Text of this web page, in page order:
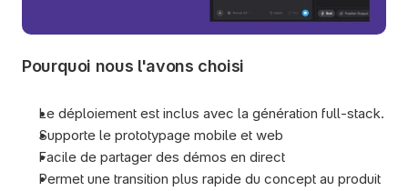
Pourquoi nous l'avons choisi
Le déploiement est inclus avec la génération full-stack.
Supporte le prototypage mobile et web
Facile de partager des démos en direct
Permet une transition plus rapide du concept au produit